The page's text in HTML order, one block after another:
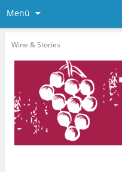
Menü
Wine & Stories